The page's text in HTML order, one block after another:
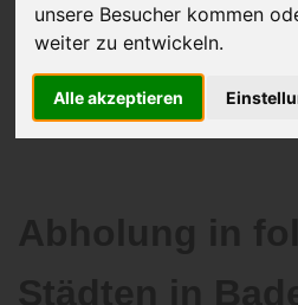
unsere Besucher kommen
weiter zu entwickeln.
Alle akzeptieren
Abholung, auf Wunsch sofort Geld. Ihre
Wir garantieren 100%